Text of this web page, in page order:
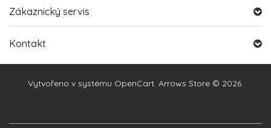
Zákaznický servis
Kontakt
Vytvořeno v systému OpenCart. Arrows Store © 2026.